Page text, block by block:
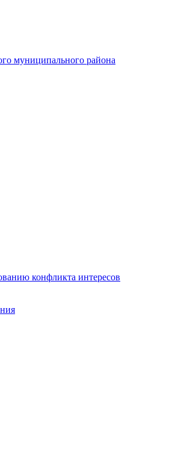
муниципального района
конфликта интересов